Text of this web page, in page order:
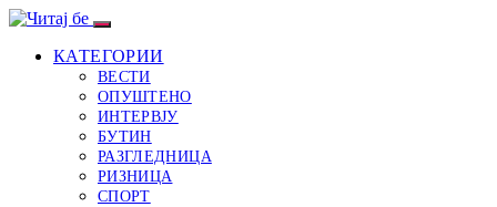
КАТЕГОРИИ
ВЕСТИ
ОПУШТЕНО
ИНТЕРВЈУ
БУТИН
РАЗГЛЕДНИЦА
РИЗНИЦА
СПОРТ